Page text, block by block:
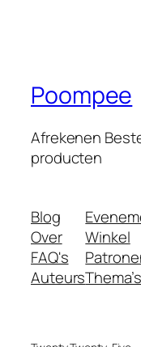
Poompee
Afrekenen
producten
Blog
Over
FAQ's
Auteurs
Winkel
Thema’s